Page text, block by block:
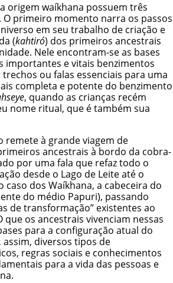
origem waíkhana possuem três
primeiro momento narra os passos
em seu trabalho de criação e
(kahtiró) dos primeiros ancestrais
Nele encontram-se as bases
importantes e vitais benzimentos
ou falas essenciais para uma
completa e potente do benzimento
, quando as crianças recém
nome ritual, que é também sua
remete à grande viagem de
ancestrais à bordo da cobra-
por uma fala que refaz todo o
desde o Lago de Leite até o
dos Waíkhana, a cabeceira do
do médio Papuri), passando
de transformação” existentes ao
os ancestrais vivenciam nessas
para a configuração atual do
diversos tipos de
regras sociais e conhecimentos
para a vida das pessoas e